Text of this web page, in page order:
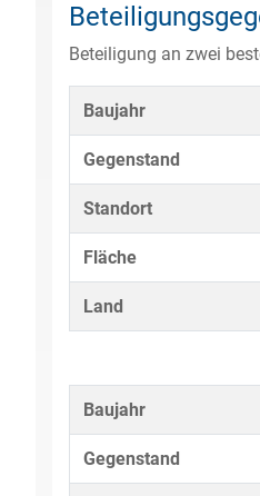
Beteiligung an zwei
Baujahr
Gegenstand
Standort
Fläche
Land
Baujahr
Gegenstand